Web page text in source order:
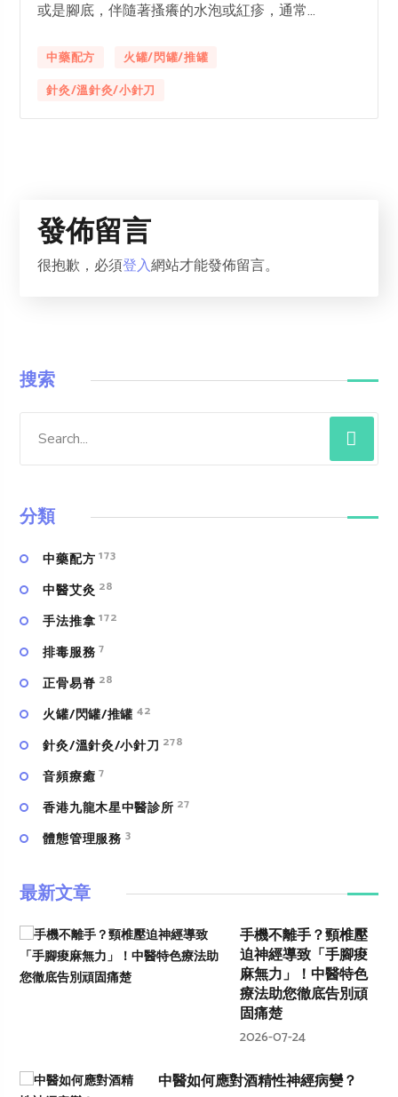
或是腳底，伴隨著搔癢的水泡或紅疹，通常...
中藥配方
火罐/閃罐/推罐
針灸/溫針灸/小針刀
發佈留言
很抱歉，必須登入網站才能發佈留言。
搜索
分類
中藥配方 173
中醫艾灸 28
手法推拿 172
排毒服務 7
正骨易脊 28
火罐/閃罐/推罐 42
針灸/溫針灸/小針刀 278
⾳頻療癒 7
香港九龍木星中醫診所 27
體態管理服務 3
最新文章
手機不離手？頸椎壓
迫神經導致「手腳痠
麻無力」！中醫特色
療法助您徹底告別頑
固痛楚
2026-07-24
中醫如何應對酒精性神經病變？